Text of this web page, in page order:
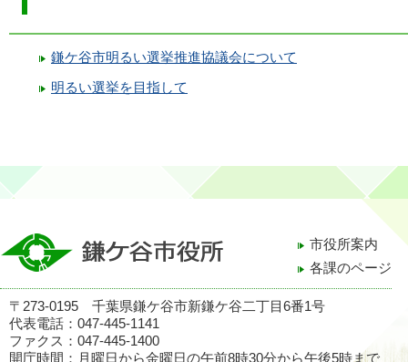
鎌ケ谷市明るい選挙推進協議会について
明るい選挙を目指して
市役所案内
各課のページ
〒273-0195 千葉県鎌ケ谷市新鎌ケ谷二丁目6番1号
代表電話：047-445-1141
ファクス：047-445-1400
開庁時間：月曜日から金曜日の午前8時30分から午後5時まで